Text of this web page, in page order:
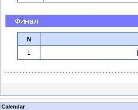
Calendar